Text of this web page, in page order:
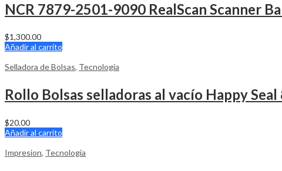
NCR 7879-2501-9090 RealScan Scanner
$1,300.00
Añadir al carrito
Selladora de Bolsas, Tecnologia
Rollo Bolsas selladoras al vacío Happy Seal
$20.00
Añadir al carrito
Impresion, Tecnologia